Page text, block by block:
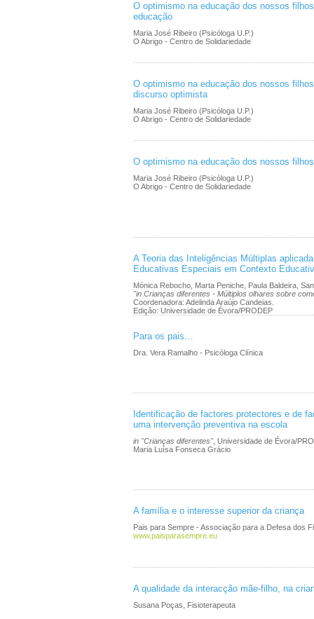
O optimismo na educação dos nossos
educação
Maria José Ribeiro (Psicóloga U.P.)
O Abrigo - Centro de Solidariedade
O optimismo na educação dos nossos
discurso optimista
Maria José Ribeiro (Psicóloga U.P.)
O Abrigo - Centro de Solidariedade
O optimismo na educação dos nossos
Maria José Ribeiro (Psicóloga U.P.)
O Abrigo - Centro de Solidariedade
A Teoria das Inteligências Múltiplas
Educativas Especiais em Contexto
Mónica Rebocho, Marta Peniche, Paula Baldeira,
"in Crianças diferentes - Múltiplos olhares sobre
Coordenadora: Adelinda Araújo Candeias.
Edição: Universidade de Évora/PRODEP
Para os pais…
Dra. Vera Ramalho - Psicóloga Clínica
Identificação de factores protectores e de
uma intervenção preventiva na escola
in "Crianças diferentes", Universidade de Évora/
Maria Luísa Fonseca Grácio
A família e o interesse superior da criança
Pais para Sempre - Associação para a Defesa dos
www.paisparasempre.eu
A qualidade da interacção mãe-filho, na
Susana Poças, Fisioterapeuta